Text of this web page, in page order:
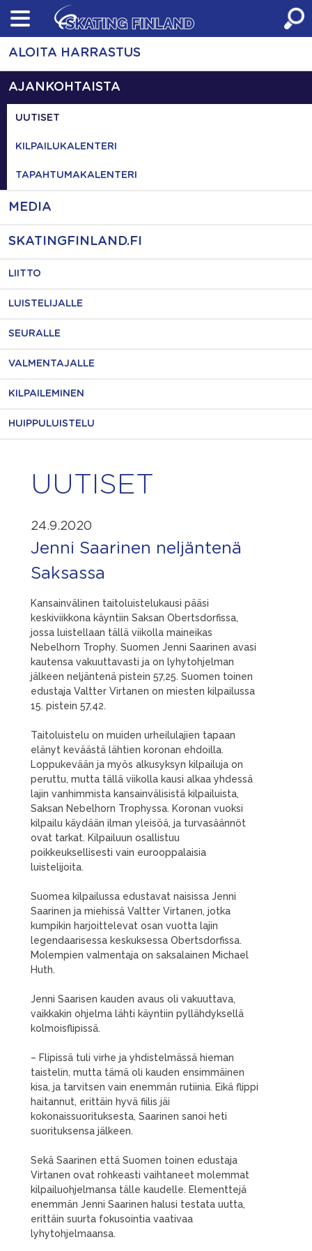
Skip
content
ALOITA HARRASTUS
AJANKOHTAISTA
UUTISET
KILPAILUKALENTERI
TAPAHTUMAKALENTERI
MEDIA
SKATINGFINLAND.FI
LIITTO
LUISTELIJALLE
SEURALLE
VALMENTAJALLE
KILPAILEMINEN
HUIPPULUISTELU
UUTISET
24.9.2020
Jenni Saarinen neljäntenä
Saksassa
Kansainvälinen taitoluistelukausi pääsi
keskiviikkona käyntiin Saksan Obertsdorfissa,
jossa luistellaan tällä viikolla maineikas
Nebelhorn Trophy. Suomen Jenni Saarinen avasi
kautensa vakuuttavasti ja on lyhytohjelman
jälkeen neljäntenä pistein 57,25. Suomen toinen
edustaja Valtter Virtanen on miesten kilpailussa
15. pistein 57,42.
Taitoluistelu on muiden urheilulajien tapaan
elänyt keväästä lähtien koronan ehdoilla.
Loppukevään ja myös alkusyksyn kilpailuja on
peruttu, mutta tällä viikolla kausi alkaa yhdessä
lajin vanhimmista kansainvälisistä kilpailuista,
Saksan Nebelhorn Trophyssa. Koronan vuoksi
kilpailu käydään ilman yleisöä, ja turvasäännöt
ovat tarkat. Kilpailuun osallistuu
poikkeuksellisesti vain eurooppalaisia
luistelijoita.
Suomea kilpailussa edustavat naisissa Jenni
Saarinen ja miehissä Valtter Virtanen, jotka
kumpikin harjoittelevat osan vuotta lajin
legendaarisessa keskuksessa Obertsdorfissa.
Molempien valmentaja on saksalainen Michael
Huth.
Jenni Saarisen kauden avaus oli vakuuttava,
vaikkakin ohjelma lähti käyntiin pyllähdyksellä
kolmoisflipissä.
– Flipissä tuli virhe ja yhdistelmässä hieman
taistelin, mutta tämä oli kauden ensimmäinen
kisa, ja tarvitsen vain enemmän rutiinia. Eikä flippi
haitannut, erittäin hyvä fiilis jäi
kokonaissuorituksesta, Saarinen sanoi heti
suorituksensa jälkeen.
Sekä Saarinen että Suomen toinen edustaja
Virtanen ovat rohkeasti vaihtaneet molemmat
kilpailuohjelmansa tälle kaudelle. Elementtejä
enemmän Jenni Saarinen halusi testata uutta,
erittäin suurta fokusointia vaativaa
lyhytohjelmaansa.